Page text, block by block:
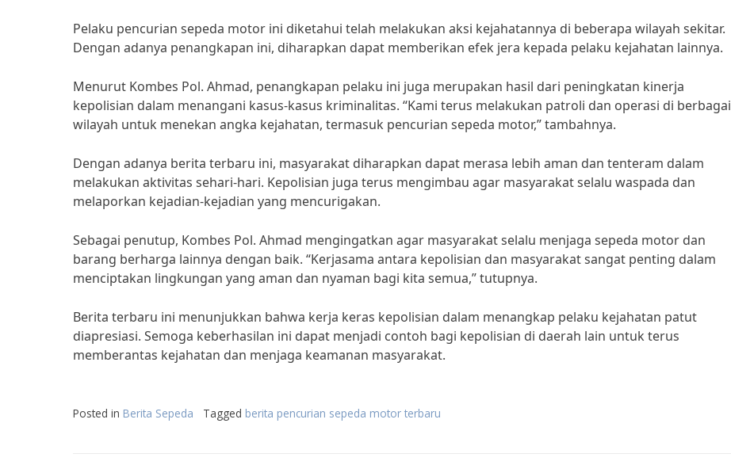
Pelaku pencurian sepeda motor ini diketahui telah melakukan aksi kejahatannya di beberapa wilayah sekitar.
Dengan adanya penangkapan ini, diharapkan dapat memberikan efek jera kepada pelaku kejahatan lainnya.
Menurut Kombes Pol. Ahmad, penangkapan pelaku ini juga merupakan hasil dari peningkatan kinerja
kepolisian dalam menangani kasus-kasus kriminalitas. “Kami terus melakukan patroli dan operasi di berbagai
wilayah untuk menekan angka kejahatan, termasuk pencurian sepeda motor,” tambahnya.
Dengan adanya berita terbaru ini, masyarakat diharapkan dapat merasa lebih aman dan tenteram dalam
melakukan aktivitas sehari-hari. Kepolisian juga terus mengimbau agar masyarakat selalu waspada dan
melaporkan kejadian-kejadian yang mencurigakan.
Sebagai penutup, Kombes Pol. Ahmad mengingatkan agar masyarakat selalu menjaga sepeda motor dan
barang berharga lainnya dengan baik. “Kerjasama antara kepolisian dan masyarakat sangat penting dalam
menciptakan lingkungan yang aman dan nyaman bagi kita semua,” tutupnya.
Berita terbaru ini menunjukkan bahwa kerja keras kepolisian dalam menangkap pelaku kejahatan patut
diapresiasi. Semoga keberhasilan ini dapat menjadi contoh bagi kepolisian di daerah lain untuk terus
memberantas kejahatan dan menjaga keamanan masyarakat.
Posted in Berita Sepeda Tagged berita pencurian sepeda motor terbaru